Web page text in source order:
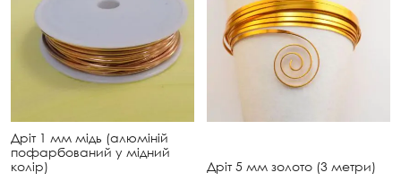
Дріт 1 мм мідь (алюміній
пофарбований у мідний
колір)
Дріт 5 мм золото (3 метри)